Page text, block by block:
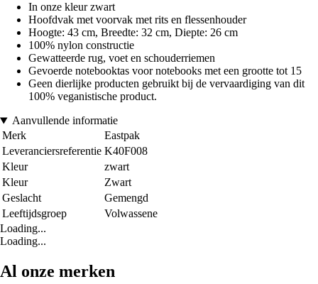
In onze kleur zwart
Hoofdvak met voorvak met rits en flessenhouder
Hoogte: 43 cm, Breedte: 32 cm, Diepte: 26 cm
100% nylon constructie
Gewatteerde rug, voet en schouderriemen
Gevoerde notebooktas voor notebooks met een grootte tot 15
Geen dierlijke producten gebruikt bij de vervaardiging van dit
100% veganistische product.
Aanvullende informatie
Merk
Eastpak
Leveranciersreferentie K40F008
Kleur
zwart
Kleur
Zwart
Geslacht
Gemengd
Leeftijdsgroep
Volwassene
Loading...
Loading...
Al onze merken